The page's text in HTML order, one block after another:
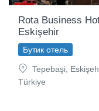
Rota Business
Eskişehir
Бутик отель
Tepebaşi,
Türkiye